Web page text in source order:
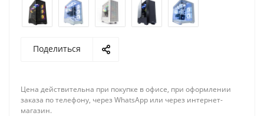
Поделиться
Цена действительна при покупке в офисе, при оформлении
заказа по телефону, через WhatsApp или через интернет-
магазин.